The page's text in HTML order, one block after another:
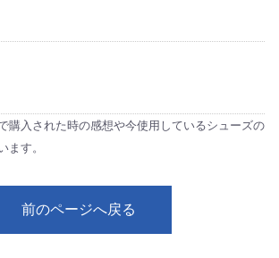
購入された時の感想や今使用しているシューズの
ます。
前のページへ戻る